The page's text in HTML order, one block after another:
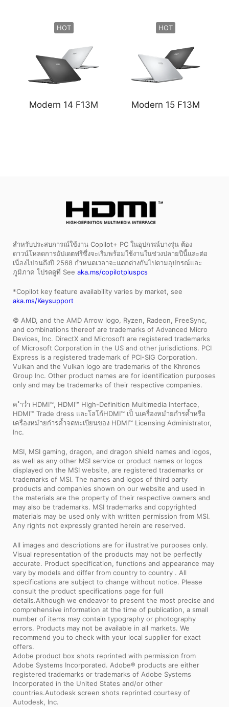
HOT
Modern 14 F13M
HOT
Modern 15 F13M
สำหรับประสบการณ์ใช้งาน Copilot+ PC ในอุปกรณ์บางรุ่น ต้อง
ดาวน์โหลดการอัปเดตฟรีซึ่งจะเริ่มพร้อมใช้งานในช่วงปลายปีนี้และต่อ
เนื่องไปจนถึงปี 2568 กำหนดเวลาจะแตกต่างกันไปตามอุปกรณ์และ
ภูมิภาค โปรดดูที่ See aka.ms/copilotpluspcs
*Copilot key feature availability varies by market, see
aka.ms/Keysupport
© AMD, and the AMD Arrow logo, Ryzen, Radeon, FreeSync,
and combinations thereof are trademarks of Advanced Micro
Devices, Inc. DirectX and Microsoft are registered trademarks
of Microsoft Corporation in the US and other jurisdictions. PCI
Express is a registered trademark of PCI-SIG Corporation.
Vulkan and the Vulkan logo are trademarks of the Khronos
Group Inc. Other product names are for identification purposes
only and may be trademarks of their respective companies.
ค ำว่ำ HDMI™, HDMI™ High-Definition Multimedia Interface,
HDMI™ Trade dress และโลโก้HDMI™ เป็ นเครื่องหมำยกำรค้ำหรือ
เครื่องหมำยกำรค้ำจดทะเบียนของ HDMI™ Licensing Administrator,
Inc.
MSI, MSI gaming, dragon, and dragon shield names and logos,
as well as any other MSI service or product names or logos
displayed on the MSI website, are registered trademarks or
trademarks of MSI. The names and logos of third party
products and companies shown on our website and used in
the materials are the property of their respective owners and
may also be trademarks. MSI trademarks and copyrighted
materials may be used only with written permission from MSI.
Any rights not expressly granted herein are reserved.
All images and descriptions are for illustrative purposes only.
Visual representation of the products may not be perfectly
accurate. Product specification, functions and appearance may
vary by models and differ from country to country . All
specifications are subject to change without notice. Please
consult the product specifications page for full
details.Although we endeavor to present the most precise and
comprehensive information at the time of publication, a small
number of items may contain typography or photography
errors. Products may not be available in all markets. We
recommend you to check with your local supplier for exact
offers.
Adobe product box shots reprinted with permission from
Adobe Systems Incorporated. Adobe® products are either
registered trademarks or trademarks of Adobe Systems
Incorporated in the United States and/or other
countries.Autodesk screen shots reprinted courtesy of
Autodesk, Inc.